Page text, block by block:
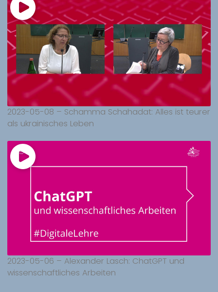
2023-05-08 – Schamma Schahadat: Alles ist teurer
als ukrainisches Leben
2023-05-06 – Alexander Lasch: ChatGPT und
wissenschaftliches Arbeiten